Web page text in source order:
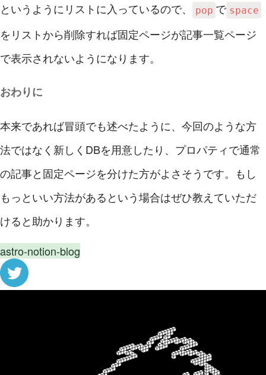
というようにリストに入っているので、 pop で space
をリストから削除すれば固定ページが記事一覧ページ
で表示されないようになります。
おわりに
本来であれば冒頭でも述べたように、今回のような方
法ではなく新しくDBを用意したり、プロパティで通常
の記事と固定ページを分けた方がよさそうです。もし
もっといい方法があるという場合はぜひ教えていただ
けると助かります。
astro-notion-blog